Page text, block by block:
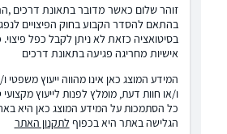
זוהר שלום כאשר מדובר בתאונת דרכים
בהתאם להסדר הקבוע בחוק הפיצויים
בסיטואציה כזאת לא ניתן לקבל כפל פיצוי.
אישיות מחריגה פגיעה בתאונת דרכים
המידע המוצג כאן אינו מהווה ייעוץ
ו/או חוות דעת, מומלץ לפנות לייעוץ
כל הסתמכות על המידע המוצג כאן היא
הגלישה באתר היא בכפוף לתקנון האתר